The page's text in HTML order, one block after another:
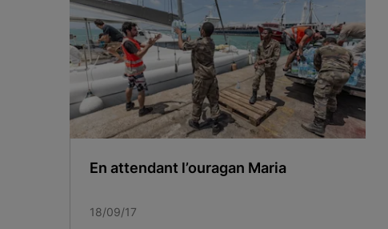
En attendant l’ouragan Maria
18/09/17